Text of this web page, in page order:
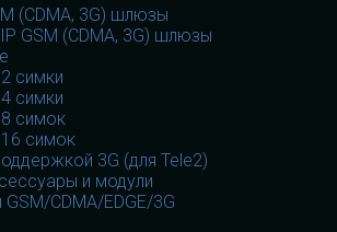
(CDMA, 3G) шлюзы
GSM (CDMA, 3G) шлюзы
симки
симки
симок
симок
3G (для Tele2)
и модули
CDMA/EDGE/3G